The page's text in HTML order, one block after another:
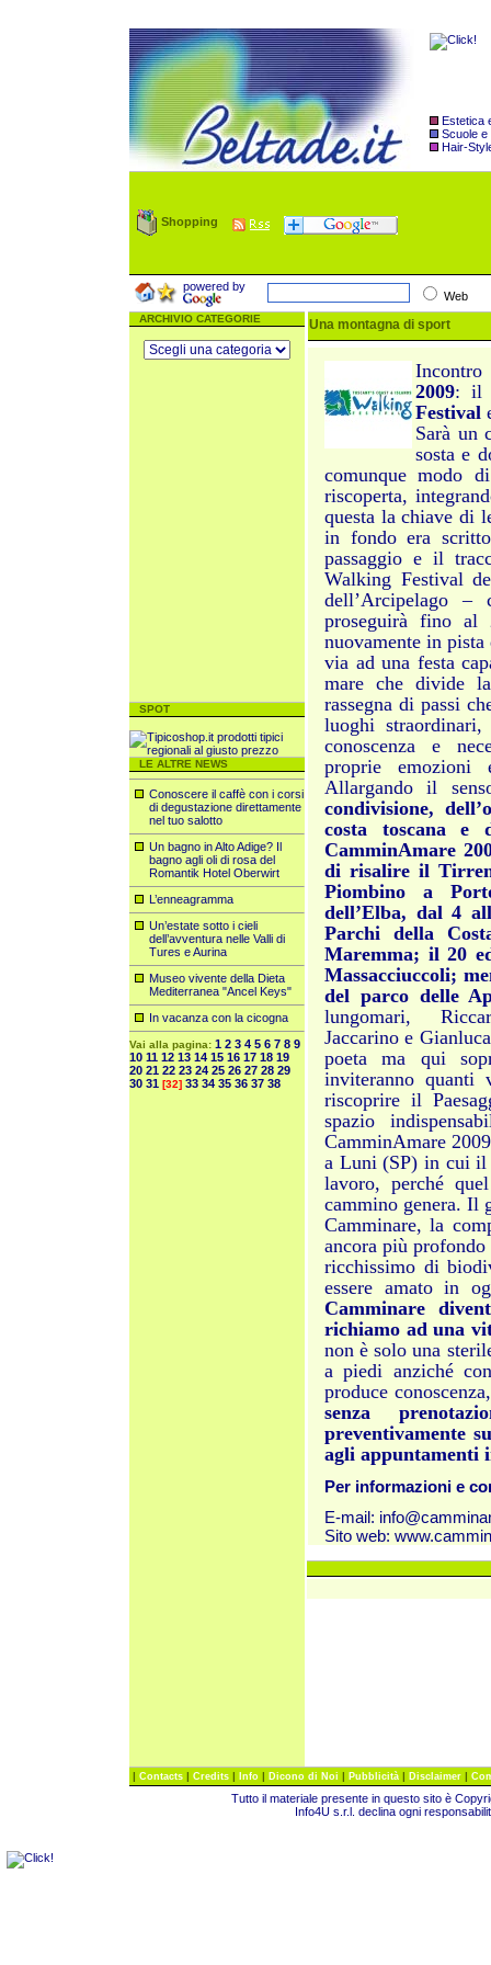
Estetica
Scuole e
Hair-
Shopping
powered by
Web
ARCHIVIO CATEGORIE
SPOT
LE ALTRE NEWS
Conoscere il caffè con i corsi
di degustazione direttamente
nel tuo salotto
Un bagno in Alto Adige? Il
bagno agli oli di rosa del
Romantik Hotel Oberwirt
L’enneagramma
Un’estate sotto i cieli
dell’avventura nelle Valli di
Tures e Aurina
Museo vivente della Dieta
Mediterranea "Ancel Keys"
In vacanza con la cicogna
Vai alla pagina: 1 2 3 4 5 6 7 8 9
10 11 12 13 14 15 16 17 18 19
20 21 22 23 24 25 26 27 28 29
30 31 [32] 33 34 35 36 37 38
Una montagna di sport
2009: il
Festival
Sarà un
sosta e
comunque modo
riscoperta,
questa la chiave di
in fondo era
passaggio e il
Walking Festival d
dell’Arcipelago
proseguirà fino al
nuovamente in
via ad una festa
mare che divide
rassegna di passi
luoghi
conoscenza e
proprie emozioni
Allargando il
condivisione,
costa toscana e
CamminAmare
di risalire il
Piombino a
dell’Elba, dal 4
Parchi della
Maremma; il 20
Massacciuccoli;
del parco delle
lungomari,
Jaccarino e
poeta ma qui
inviteranno quanti
riscoprire il
spazio
CamminAmare
a Luni (SP) in cui il
lavoro, perché
cammino genera. Il
Camminare, la
ancora più
ricchissimo di
essere amato in
Camminare
richiamo ad una
non è solo una
a piedi anziché
produce
senza
preventivamente
agli appuntamenti
Per informazioni e
E-mail:
Sito web:
| Contacts | Credits | Info | Dicono di Noi | Pubblicità | Disclaimer |
Tutto il materiale presente in questo sito è
Info4U s.r.l. declina ogni